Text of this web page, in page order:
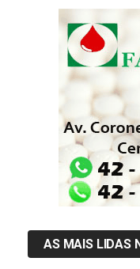
AS MAIS LIDAS